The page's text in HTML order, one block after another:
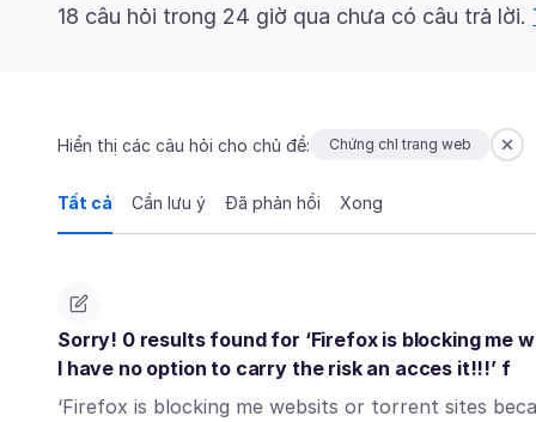
18 câu hỏi trong 24 giờ qua chưa có câu trả lời.
Hiển thị các câu hỏi cho chủ đề: Chứng chỉ trang web
Tất cả Cần lưu ý Đã phản hồi Xong
Sorry! 0 results found for ‘Firefox is blocking
I have no option to carry the risk an acces it!!!’ f
‘Firefox is blocking me websits or torrent sites